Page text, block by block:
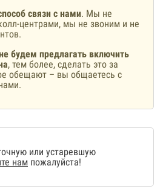
связи с нами. Мы не
центрами, мы не звоним и не
будем предлагать включить
, тем более, сделать это за
обещают – вы общаетесь с
или устаревшую
нам пожалуйста!